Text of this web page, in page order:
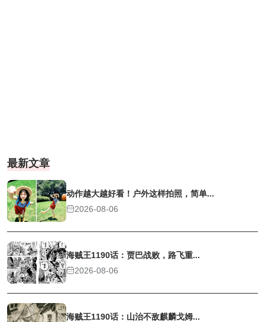
最新文章
动作越大越好看！户外这样拍照，简单...
2026-08-06
海贼王1190话：贾巴战败，路飞重...
2026-08-06
海贼王1190话：山治不敌麒麟戈姆...